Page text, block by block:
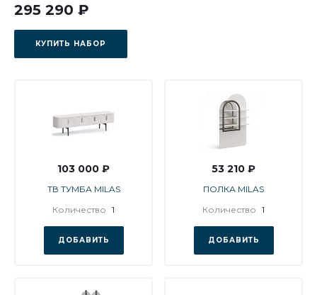
295 290 ₽
КУПИТЬ НАБОР
103 000 ₽
ТВ ТУМБА MILAS
Количество 1
ДОБАВИТЬ
53 210 ₽
ПОЛКА MILAS
Количество 1
ДОБАВИТЬ